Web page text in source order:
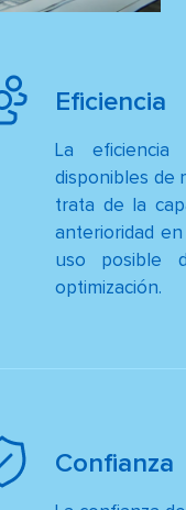
Eficiencia
La
disponibles de
trata de la
anterioridad
uso posible
optimización.
Confianza